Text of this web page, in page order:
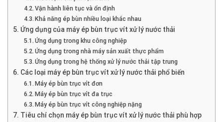
Vận hành liên tục và ổn định
Khả năng ép bùn nhiều loại khác nhau
Ứng dụng của máy ép bùn trục vít xử lý nước thải
Ứng dụng trong khu công nghiệp
Ứng dụng trong nhà máy sản xuất thực phẩm
Ứng dụng trong hệ thống xử lý nước thải tập trung
Các loại máy ép bùn trục vít xử lý nước thải phổ biến
Máy ép bùn trục vít đơn
Máy ép bùn trục vít đa trục
Máy ép bùn trục vít công nghiệp nặng
Tiêu chí chọn máy ép bùn trục vít xử lý nước thải phù hợp